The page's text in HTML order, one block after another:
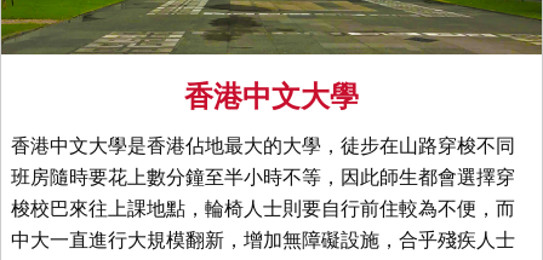
香港中文大學
香港中文大學是香港佔地最大的大學，徒步在山路穿梭不同
班房隨時要花上數分鐘至半小時不等，因此師生都會選擇穿
梭校巴來往上課地點，輪椅人士則要自行前住較為不便，而
中大一直進行大規模翻新，增加無障礙設施，合乎殘疾人士